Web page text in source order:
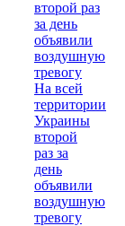
На всей
территории
Украины
второй
раз за
день
объявили
воздушную
тревогу